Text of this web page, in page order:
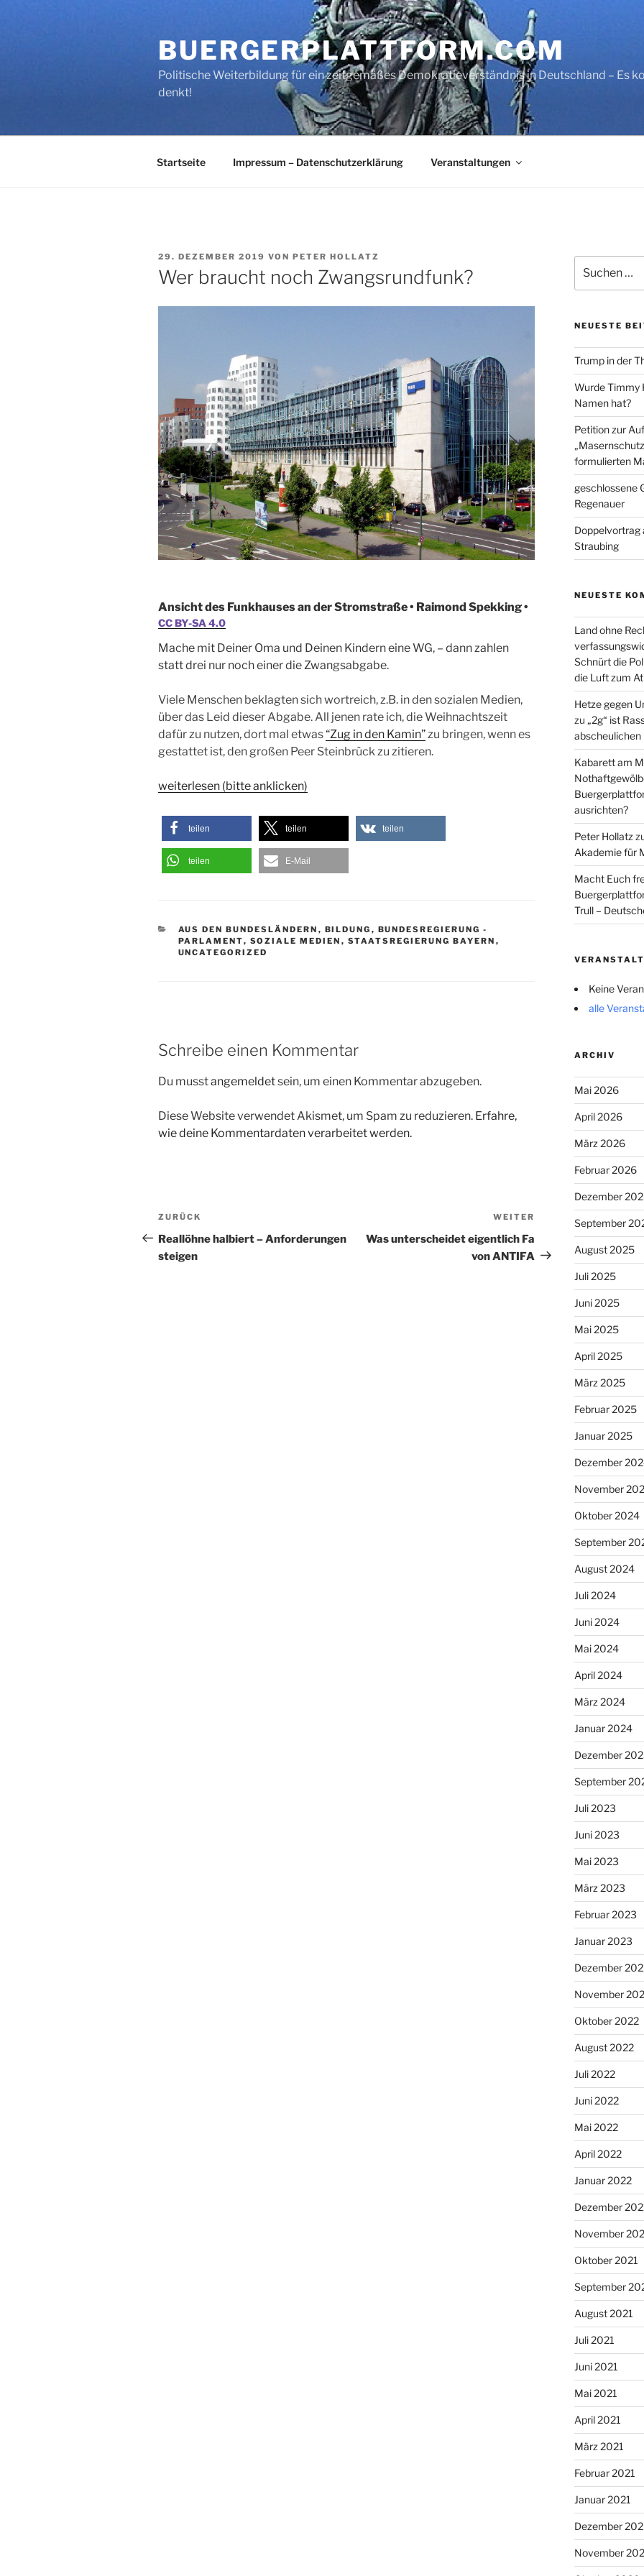
BUERGERPLATTFORM.COM
Politische Weiterbildung für ein zeitgemäßes Demokratieverständnis in Deutschland – Es
denkt!
Startseite Impressum – Datenschutzerklärung Veranstaltungen
VERÖFFENTLICHT
AM
29. DEZEMBER 2019 VON PETER HOLLATZ
Wer braucht noch Zwangsrundfunk?
Ansicht des Funkhauses an der Stromstraße • Raimond Spekking •
CC BY-SA 4.0
Mache mit Deiner Oma und Deinen Kindern eine WG, – dann zahlen
statt drei nur noch einer die Zwangsabgabe.
Viele Menschen beklagten sich wortreich, z.B. in den sozialen Medien,
über das Leid dieser Abgabe. All jenen rate ich, die Weihnachtszeit
dafür zu nutzen, dort mal etwas“Zug in den Kamin”zu bringen, wenn es
gestattet ist, den großen Peer Steinbrück zu zitieren.
weiterlesen (bitte anklicken)
teilen teilen teilen
teilen E-Mail
KATEGORIEN
AUS DEN BUNDESLÄNDERN , BILDUNG , BUNDESREGIERUNG -
PARLAMENT, SOZIALE MEDIEN , STAATSREGIERUNG BAYERN ,
UNCATEGORIZED
Schreibe einen Kommentar
Du musstangemeldetsein, um einen Kommentar abzugeben.
Diese Website verwendet Akismet, um Spam zu reduzieren. Erfahre,
wie deine Kommentardaten verarbeitet werden.
Beitragsnavigation
Vorheriger
Beitrag
ZURÜCK
Reallöhne halbiert – Anforderungen
steigen
Nächster
Beitrag
WEITER
Was unterscheidet eigentlich Fa
von ANTIFA
nach:
NEUESTE
Trump in der
Wurde Timmy
Namen hat?
Petition zur
formulierten
geschlossene
Regenauer
Doppelvortrag
Straubing
NEUESTE
Land ohne
Schnürt die
die Luft zum
Hetze gegen
zu „2g“ ist
abscheulichen
Kabarett am
ausrichten?
Peter Hollatz
Akademie für
Macht Euch
Trull –
Keine
alle
ARCHIV
Mai 2026
April 2026
März 2026
Februar 2026
Dezember
September
August 2025
Juli 2025
Juni 2025
Mai 2025
April 2025
März 2025
Februar 2025
Januar 2025
Dezember
November
Oktober 2024
September
August 2024
Juli 2024
Juni 2024
Mai 2024
April 2024
März 2024
Januar 2024
Dezember
September
Juli 2023
Juni 2023
Mai 2023
März 2023
Februar 2023
Januar 2023
Dezember
November
Oktober 2022
August 2022
Juli 2022
Juni 2022
Mai 2022
April 2022
Januar 2022
Dezember
November
Oktober 2021
September
August 2021
Juli 2021
Juni 2021
Mai 2021
April 2021
März 2021
Februar 2021
Januar 2021
Dezember
November